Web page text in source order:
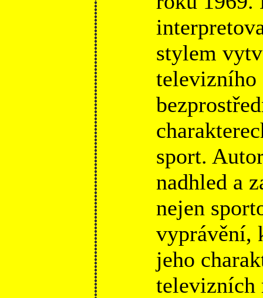
stylem
televizního
sport.
nadhled a
nejen
vyprávění,
jeho
televizních